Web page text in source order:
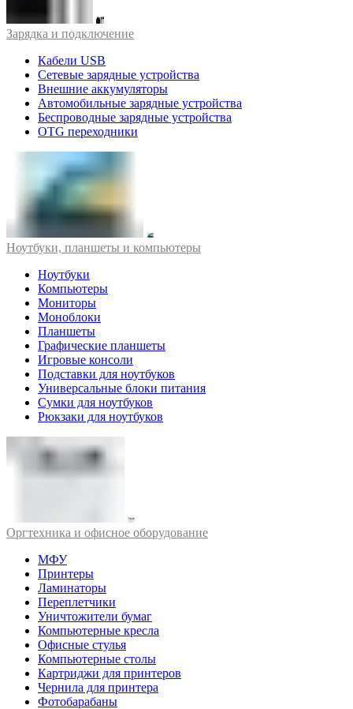
Зарядка и подключение
Кабели USB
Сетевые зарядные устройства
Внешние аккумуляторы
Автомобильные зарядные устройства
Беспроводные зарядные устройства
OTG переходники
Ноутбуки, планшеты и компьютеры
Ноутбуки
Компьютеры
Мониторы
Моноблоки
Планшеты
Графические планшеты
Игровые консоли
Подставки для ноутбуков
Универсальные блоки питания
Сумки для ноутбуков
Рюкзаки для ноутбуков
Оргтехника и офисное оборудование
МФУ
Принтеры
Ламинаторы
Переплетчики
Уничтожители бумаг
Компьютерные кресла
Офисные стулья
Компьютерные столы
Картриджи для принтеров
Чернила для принтера
Фотобарабаны